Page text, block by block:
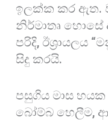
ඉලක්ක කර ඇත.
නිර්මාතෘ හොසේ
පරිදි, ඊශ්‍රායලය
සිදු කරයි.
පසුගිය මාස හයක
බෝම්බ හෙලීම,